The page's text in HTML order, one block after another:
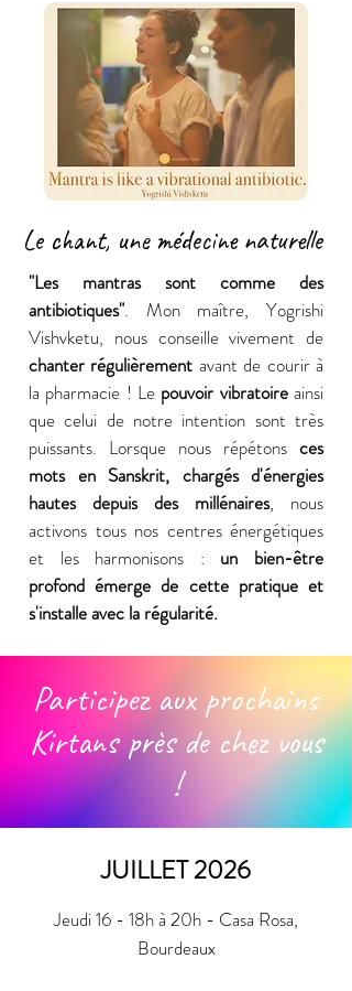
Le chant, une médecine naturelle
"Les mantras sont comme des
antibiotiques". Mon maître, Yogrishi
Vishvketu, nous conseille vivement de
chanter régulièrement avant de courir à
la pharmacie ! Le pouvoir vibratoireainsi
que celui de notre intention sont très
puissants. Lorsque nous répétons ces
mots en Sanskrit, chargés d'énergies
hautes depuis des millénaires, nous
activons tous nos centres énergétiques
et les harmonisons : un bien-être
profond émerge de cette pratique et
s'installe avec la régularité.
Participez aux prochains
Kirtans près de chez vous
!
JUILLET 2026
Jeudi 16 - 18h à 20h - Casa Rosa,
Bourdeaux